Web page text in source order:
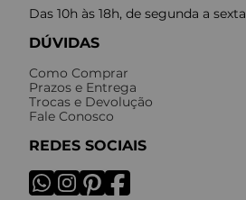
Das 10h às 18h, de segunda a sexta
DÚVIDAS
Como Comprar
Prazos e Entrega
Trocas e Devolução
Fale Conosco
REDES SOCIAIS